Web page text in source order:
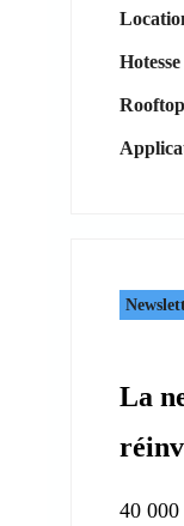
La
40 000